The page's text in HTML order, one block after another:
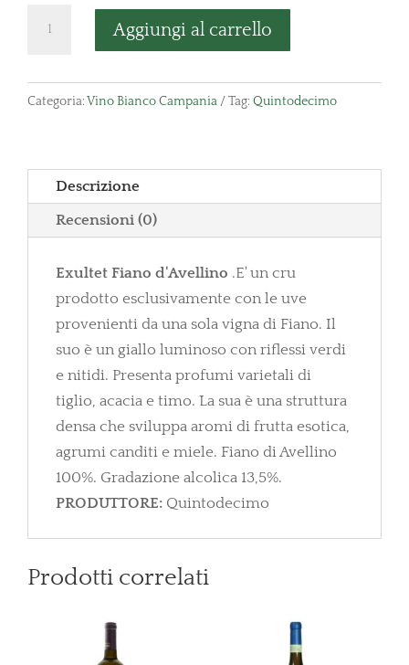
Quintodecimo
Aggiungi al carrello
Categoria:Vino Bianco Campania Tag: Quintodecimo
Descrizione
Recensioni (0)
Exultet Fiano d'Avellino .E' un cru
prodotto esclusivamente con le uve
provenienti da una sola vigna di Fiano. Il
suo è un giallo luminoso con riflessi verdi
e nitidi. Presenta profumi varietali di
tiglio, acacia e timo. La sua è una struttura
densa che sviluppa aromi di frutta esotica,
agrumi canditi e miele. Fiano di Avellino
100%. Gradazione alcolica 13,5%.
PRODUTTORE: Quintodecimo
Prodotti correlati